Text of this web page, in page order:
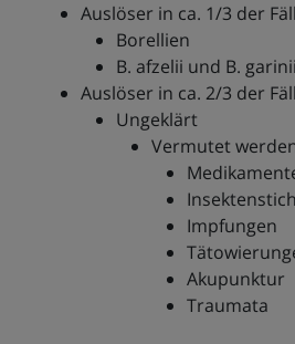
Auslöser in ca. 1/3 der
Borellien
B. afzelii und B. garinii
Auslöser in ca. 2/3 der
Ungeklärt
Vermutet
Impfungen
Akupunktur
Traumata